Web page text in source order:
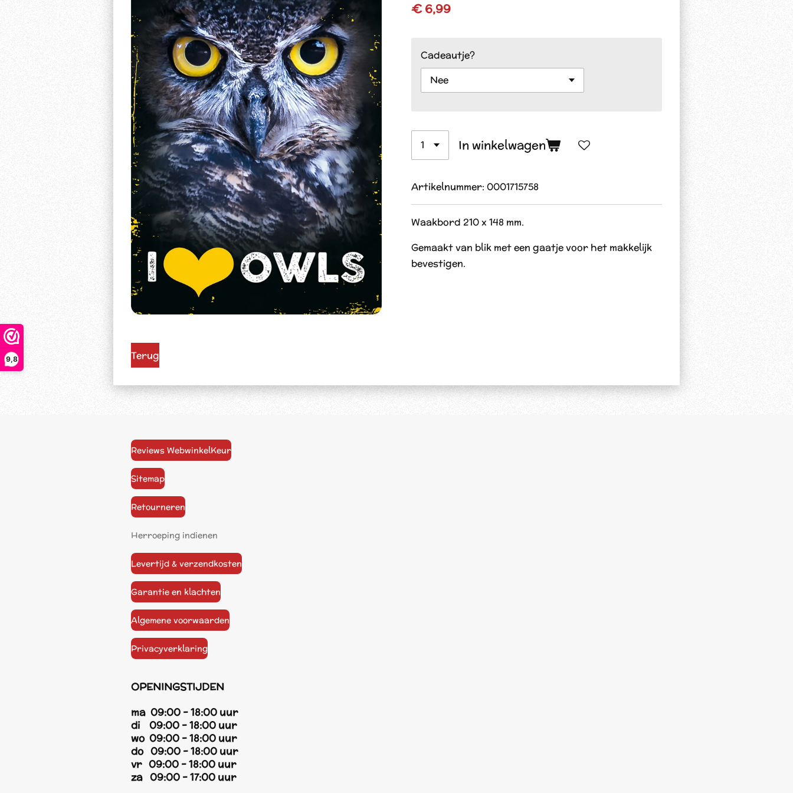
9,8
€ 6,99
Cadeautje?
In winkelwagen
Artikelnummer: 0001715758
Waakbord 210 x 148 mm.
Gemaakt van blik met een gaatje voor het makkelijk
bevestigen.
Terug
Reviews WebwinkelKeur
Sitemap
Retourneren
Herroeping indienen
Levertijd & verzendkosten
Garantie en klachten
Algemene voorwaarden
Privacyverklaring
OPENINGSTIJDEN
ma 09:00 - 18:00 uur
di 09:00 - 18:00 uur
wo 09:00 - 18:00 uur
do 09:00 - 18:00 uur
vr 09:00 - 18:00 uur
za 09:00 - 17:00 uur